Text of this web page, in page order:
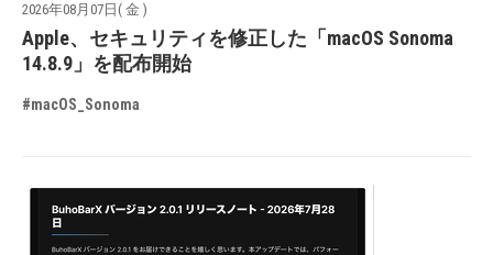
2026年08月07日( 金 )
Apple、セキュリティを修正した「macOS Sonoma
14.8.9」を配布開始
#macOS_Sonoma